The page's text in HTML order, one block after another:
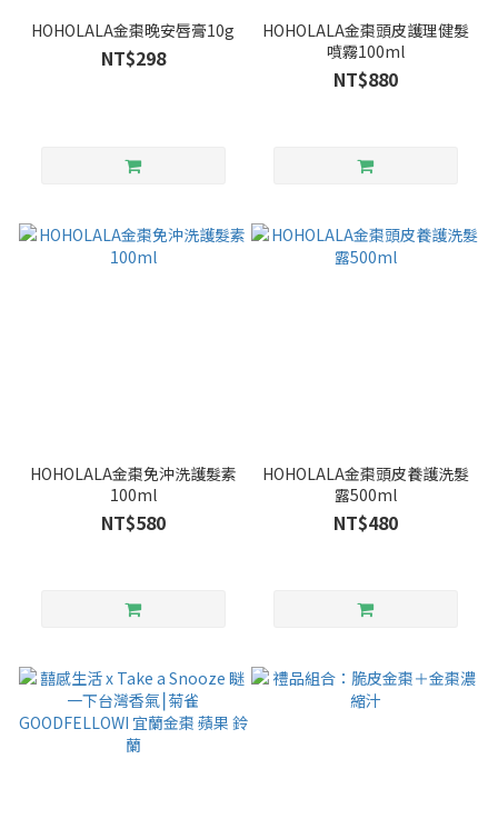
HOHOLALA金棗晚安唇膏10g
NT$298
HOHOLALA金棗頭皮護理健髮
噴霧100ml
NT$880
HOHOLALA金棗免沖洗護髮素
100ml
NT$580
HOHOLALA金棗頭皮養護洗髮
露500ml
NT$480